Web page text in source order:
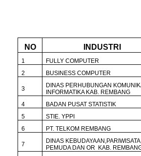
NO INDUSTRI
1
FULLY COMPUTER
2
BUSINESS COMPUTER
3
DINAS PERHUBUNGAN
INFORMATIKA KAB. REMBANG
4
BADAN PUSAT STATISTIK
5
STIE. YPPI
6
PT. TELKOM REMBANG
7
DINAS
PEMUDA DAN OR KAB.